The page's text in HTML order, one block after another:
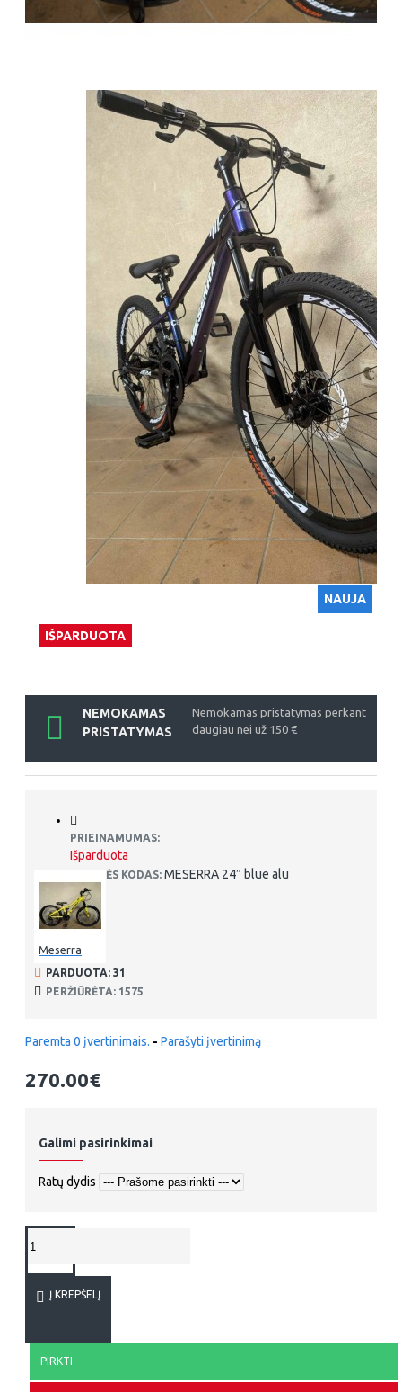
NAUJA
IŠPARDUOTA
NEMOKAMAS
PRISTATYMAS
Nemokamas pristatymas perkant
daugiau nei už 150 €
PRIEINAMUMAS:
Išparduota
PREKĖS KODAS: MESERRA 24″ blue alu
Meserra
PARDUOTA: 31
PERŽIŪRĖTA: 1575
Paremta 0 įvertinimais. - Parašyti įvertinimą
270.00€
Galimi pasirinkimai
Ratų dydis
Į KREPŠELĮ
PIRKTI